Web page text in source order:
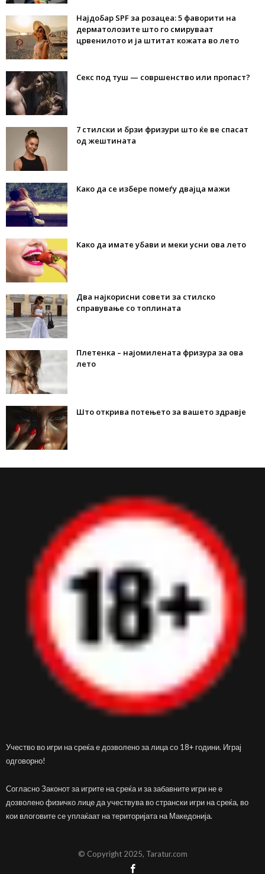
Најдобар SPF за розацеа: 5 фаворити на
дерматолозите што го смируваат
црвенилото и ја штитат кожата во лето
Секс под туш — совршенство или пропаст?
7 стилски и брзи фризури што ќе ве спасат
од жештината
Како да се избере помеѓу двајца мажи
Како да имате убави и меки усни ова лето
Два најкорисни совети за стилско
справување со топлината
Плетенка – најомилената фризура за ова
лето
Што открива потењето за вашето здравје
Учество во игри на среќа е дозволено за лица со 18+ години. Играј
одговорно!
Согласно Законот за игрите на среќа и за забавните игри не е
дозволено физичко лице да учествува во странски игри на среќа, во
кои влоговите се уплаќаат на територијата на Македонија.
© Copyright 2025, Taratur.com